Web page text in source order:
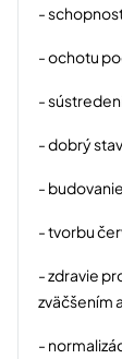
-
- ochotu
-
- dobrý
-
- tvorbu
- zdravie
zväčšením
-